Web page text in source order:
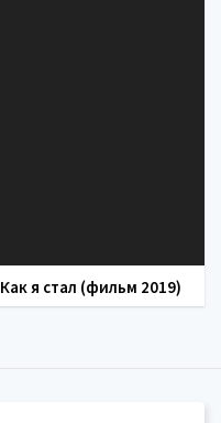
Как я стал (фильм 2019)